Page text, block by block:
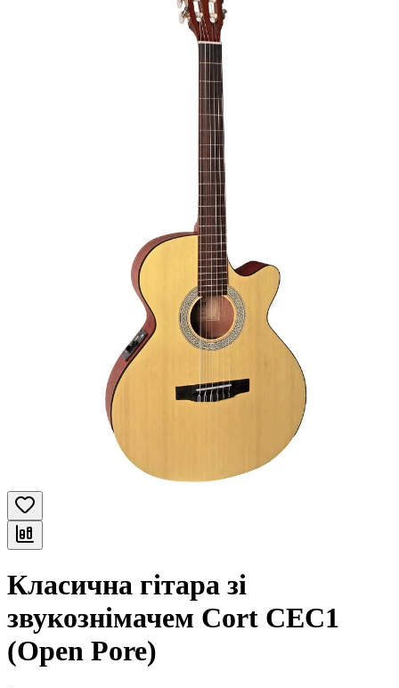
Класична гітара зі
звукознімачем Cort CEC1
(Open Pore)